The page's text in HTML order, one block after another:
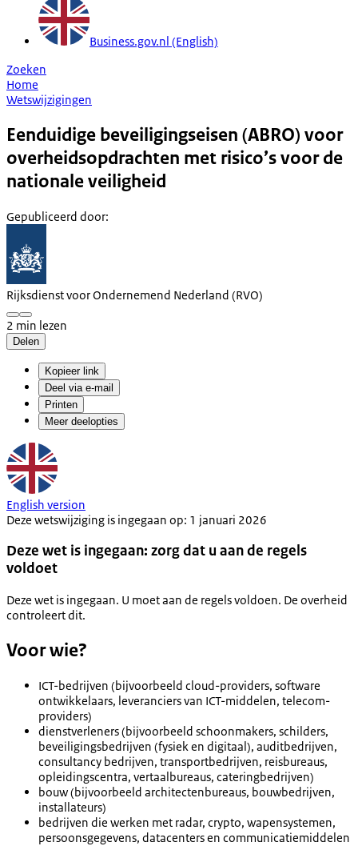
Business.gov.nl (English)
Zoeken
Home
Wetswijzigingen
Eenduidige beveiligingseisen (ABRO) voor
overheidsopdrachten met risico’s voor de
nationale veiligheid
Gepubliceerd door:
Rijksdienst voor Ondernemend Nederland (RVO)
2 min lezen
Delen
Kopieer link
Deel via e-mail
Printen
Meer deelopties
English version
Deze wetswijziging is ingegaan op: 1 januari 2026
Deze wet is ingegaan: zorg dat u aan de regels
voldoet
Deze wet is ingegaan. U moet aan de regels voldoen. De overheid
controleert dit.
Voor wie?
ICT-bedrijven (bijvoorbeeld cloud-providers, software
ontwikkelaars, leveranciers van ICT-middelen, telecom-
providers)
dienstverleners (bijvoorbeeld schoonmakers, schilders,
beveiligingsbedrijven (fysiek en digitaal), auditbedrijven,
consultancy bedrijven, transportbedrijven, reisbureaus,
opleidingscentra, vertaalbureaus, cateringbedrijven)
bouw (bijvoorbeeld architectenbureaus, bouwbedrijven,
installateurs)
bedrijven die werken met radar, crypto, wapensystemen,
persoonsgegevens, datacenters en communicatiemiddelen